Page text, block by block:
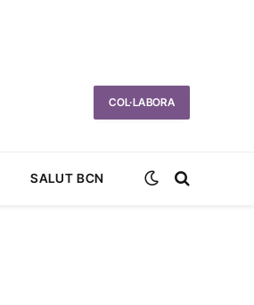
COL·LABORA
SALUT BCN